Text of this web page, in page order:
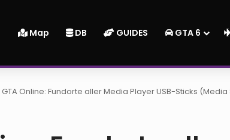
Map DB GUIDES GTA 6
GTA Online: Fundorte aller Media Player USB-Sticks (Media